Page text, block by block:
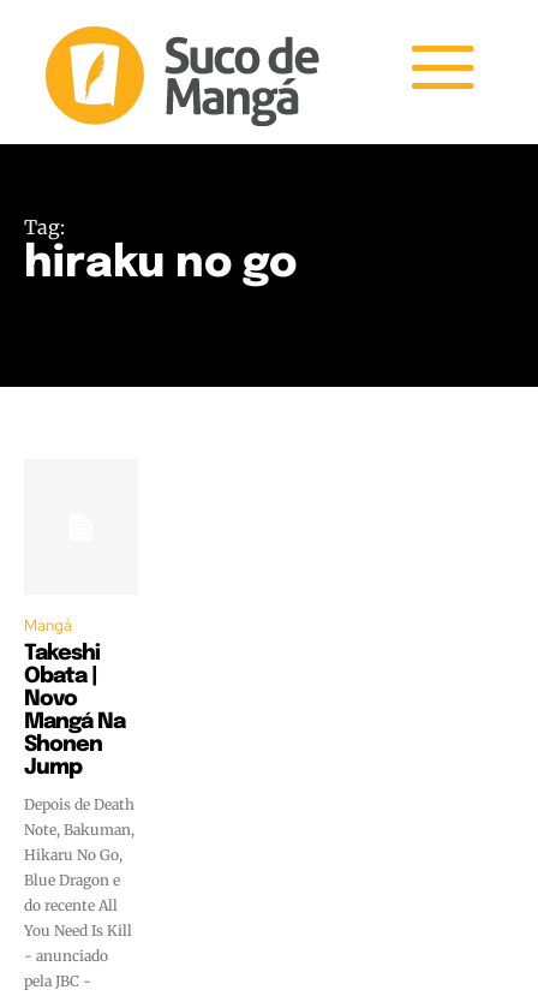
Tag:
hiraku no go
Mangá
Takeshi
Obata |
Novo
Mangá Na
Shonen
Jump
Depois de Death
Note, Bakuman,
Hikaru No Go,
Blue Dragon e
do recente All
You Need Is Kill
- anunciado
pela JBC -